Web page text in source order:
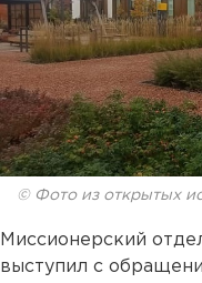
© Фото из открытых
Миссионерский
выступил с